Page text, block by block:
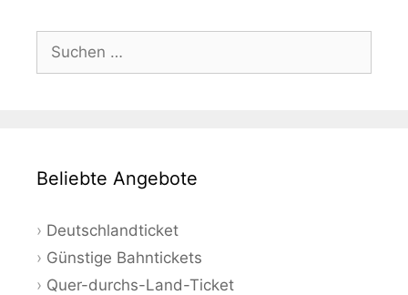
nach:
Beliebte Angebote
Deutschlandticket
Günstige Bahntickets
Quer-durchs-Land-Ticket